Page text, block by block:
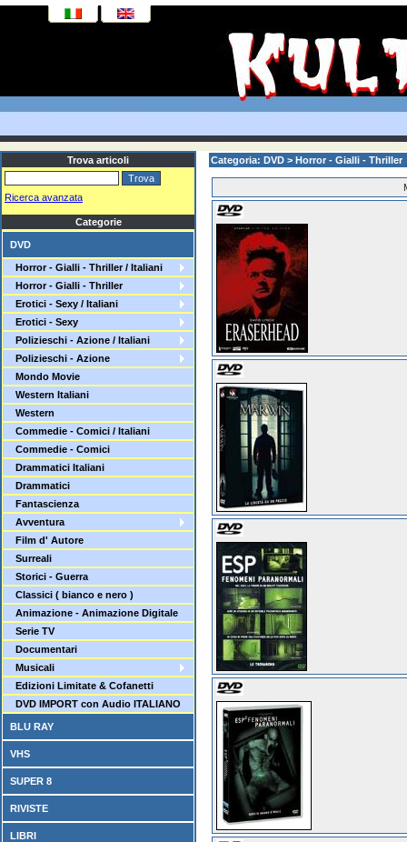
Trova articoli
Ricerca avanzata
Categorie
DVD
Horror - Gialli - Thriller / Italiani
Horror - Gialli - Thriller
Erotici - Sexy / Italiani
Erotici - Sexy
Polizieschi - Azione / Italiani
Polizieschi - Azione
Mondo Movie
Western Italiani
Western
Commedie - Comici / Italiani
Commedie - Comici
Drammatici Italiani
Drammatici
Fantascienza
Avventura
Film d' Autore
Surreali
Storici - Guerra
Classici ( bianco e nero )
Animazione - Animazione Digitale
Serie TV
Documentari
Musicali
Edizioni Limitate & Cofanetti
DVD IMPORT con Audio ITALIANO
BLU RAY
VHS
SUPER 8
RIVISTE
LIBRI
Categoria: DVD > Horror - Gialli - Thriller